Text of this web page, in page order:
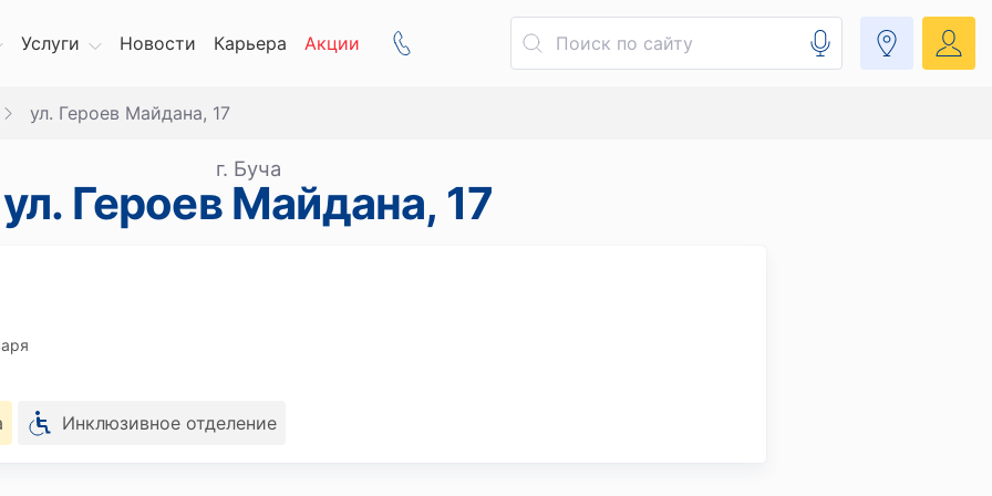
Услуги Новости Карьера Акции
ул. Героев Майдана, 17
г. Буча
ул. Героев Майдана, 17
Инклюзивное отделение